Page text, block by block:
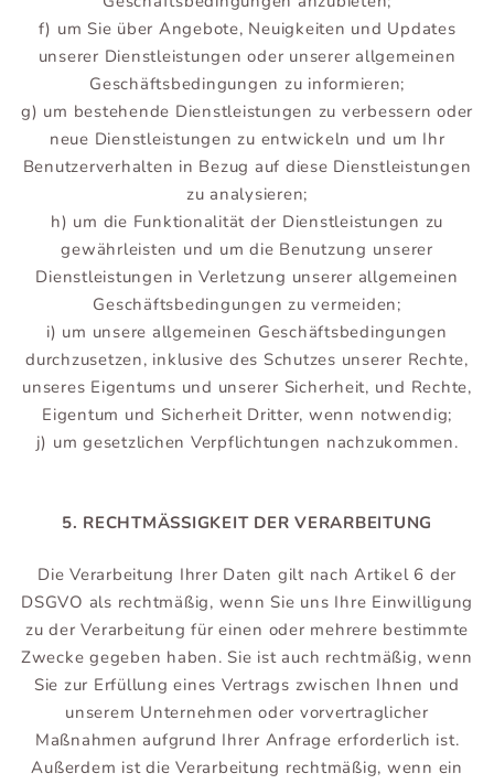
f) um Sie über Angebote, Neuigkeiten und Updates
unserer Dienstleistungen oder unserer allgemeinen
Geschäftsbedingungen zu informieren;
g) um bestehende Dienstleistungen zu verbessern oder
neue Dienstleistungen zu entwickeln und um Ihr
Benutzerverhalten in Bezug auf diese Dienstleistungen
zu analysieren;
h) um die Funktionalität der Dienstleistungen zu
gewährleisten und um die Benutzung unserer
Dienstleistungen in Verletzung unserer allgemeinen
Geschäftsbedingungen zu vermeiden;
i) um unsere allgemeinen Geschäftsbedingungen
durchzusetzen, inklusive des Schutzes unserer Rechte,
unseres Eigentums und unserer Sicherheit, und Rechte,
Eigentum und Sicherheit Dritter, wenn notwendig;
j) um gesetzlichen Verpflichtungen nachzukommen.
5. RECHTMÄSSIGKEIT DER VERARBEITUNG
Die Verarbeitung Ihrer Daten gilt nach Artikel 6 der
DSGVO als rechtmäßig, wenn Sie uns Ihre Einwilligung
zu der Verarbeitung für einen oder mehrere bestimmte
Zwecke gegeben haben. Sie ist auch rechtmäßig, wenn
Sie zur Erfüllung eines Vertrags zwischen Ihnen und
unserem Unternehmen oder vorvertraglicher
Maßnahmen aufgrund Ihrer Anfrage erforderlich ist.
Außerdem ist die Verarbeitung rechtmäßig, wenn ein